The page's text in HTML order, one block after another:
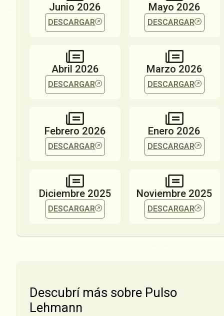
Junio 2026
DESCARGAR
Mayo 2026
DESCARGAR
Abril 2026
DESCARGAR
Marzo 2026
DESCARGAR
Febrero 2026
DESCARGAR
Enero 2026
DESCARGAR
Diciembre 2025
DESCARGAR
Noviembre 2025
DESCARGAR
Descubrí más sobre Pulso
Lehmann